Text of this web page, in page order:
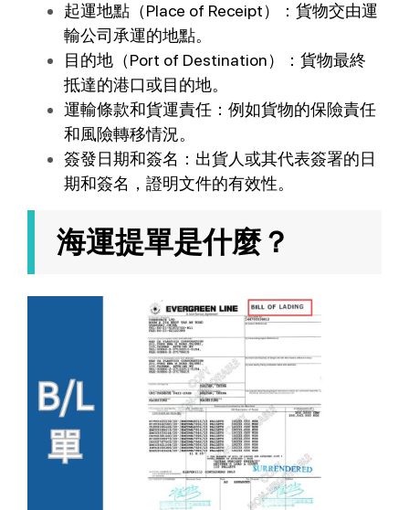
起運地點（Place of Receipt）：貨物交由運
輸公司承運的地點。
目的地（Port of Destination）：貨物最終
抵達的港口或目的地。
運輸條款和貨運責任：例如貨物的保險責任
和風險轉移情況。
簽發日期和簽名：出貨人或其代表簽署的日
期和簽名，證明文件的有效性。
海運提單是什麼？